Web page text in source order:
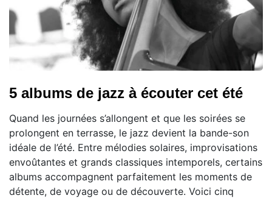
5 albums de jazz à écouter cet été
Quand les journées s’allongent et que les soirées se
prolongent en terrasse, le jazz devient la bande-son
idéale de l’été. Entre mélodies solaires, improvisations
envoûtantes et grands classiques intemporels, certains
albums accompagnent parfaitement les moments de
détente, de voyage ou de découverte. Voici cinq